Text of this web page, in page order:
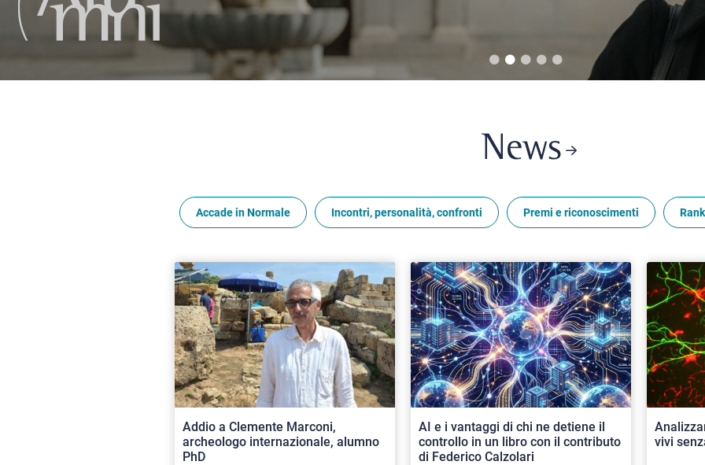
News
Accade in Normale Incontri, personalità, confronti Premi e riconoscimenti
Addio a Clemente Marconi,
archeologo internazionale, alumno
PhD
AI e i vantaggi di chi ne detiene il
controllo in un libro con il contributo
di Federico Calzolari
vivi